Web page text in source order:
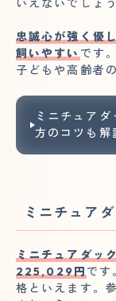
忠誠心が強く優
飼いやすい です
子どもや高齢者
ミニチュア
方のコツも解
ミニチュア
ミニチュアダッ
225,029円 です
格といえます。